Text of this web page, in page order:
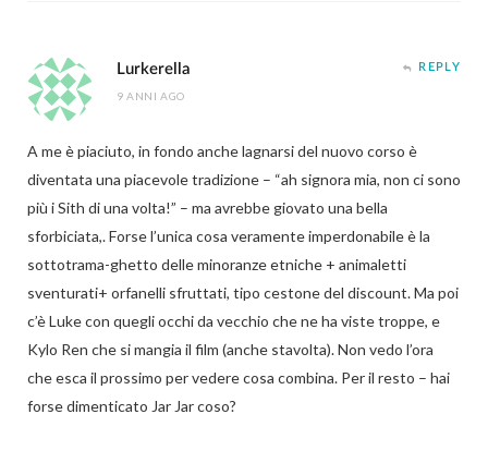
Lurkerella
9 ANNI AGO
REPLY
A me è piaciuto, in fondo anche lagnarsi del nuovo corso è
diventata una piacevole tradizione – “ah signora mia, non ci sono
più i Sith di una volta!” – ma avrebbe giovato una bella
sforbiciata,. Forse l’unica cosa veramente imperdonabile è la
sottotrama-ghetto delle minoranze etniche + animaletti
sventurati+ orfanelli sfruttati, tipo cestone del discount. Ma poi
c’è Luke con quegli occhi da vecchio che ne ha viste troppe, e
Kylo Ren che si mangia il film (anche stavolta). Non vedo l’ora
che esca il prossimo per vedere cosa combina. Per il resto – hai
forse dimenticato Jar Jar coso?